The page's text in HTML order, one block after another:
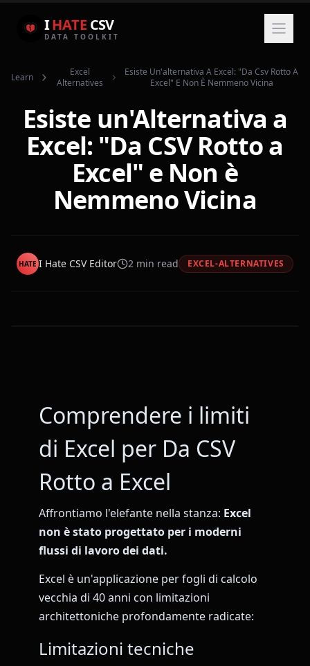
IHATE CSV
DATA TOOLKIT
Learn
Excel
Alternatives
Esiste Un'alternativa A Excel: "da Csv Rotto A
Excel" E Non È Nemmeno Vicina
Esiste un'Alternativa a
Excel: "Da CSV Rotto a
Excel" e Non è
Nemmeno Vicina
HATE I Hate CSV Editor 2 min read EXCEL-ALTERNATIVES
Comprendere i limiti
di Excel per Da CSV
Rotto a Excel
Affrontiamo l'elefante nella stanza: Excel
non è stato progettato per i moderni
flussi di lavoro dei dati.
Excel è un'applicazione per fogli di calcolo
vecchia di 40 anni con limitazioni
architettoniche profondamente radicate:
Limitazioni tecniche